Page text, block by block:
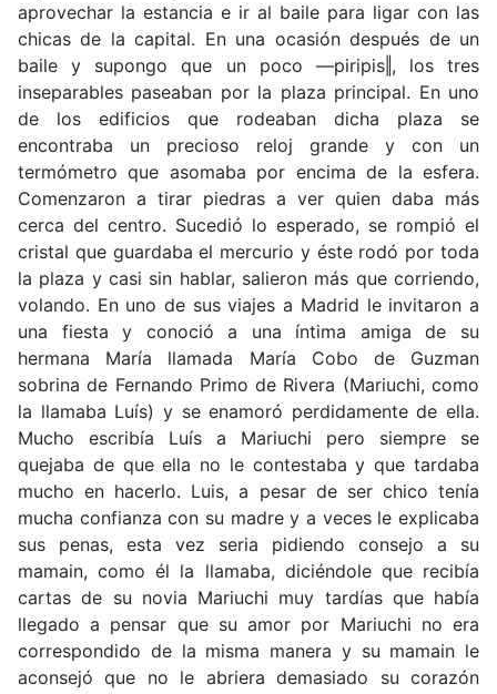
aprovechar la estancia e ir al baile para ligar con las
chicas de la capital. En una ocasión después de un
baile y supongo que un poco ―piripis‖, los tres
inseparables paseaban por la plaza principal. En uno
de los edificios que rodeaban dicha plaza se
encontraba un precioso reloj grande y con un
termómetro que asomaba por encima de la esfera.
Comenzaron a tirar piedras a ver quien daba más
cerca del centro. Sucedió lo esperado, se rompió el
cristal que guardaba el mercurio y éste rodó por toda
la plaza y casi sin hablar, salieron más que corriendo,
volando. En uno de sus viajes a Madrid le invitaron a
una fiesta y conoció a una íntima amiga de su
hermana María llamada María Cobo de Guzman
sobrina de Fernando Primo de Rivera (Mariuchi, como
la llamaba Luís) y se enamoró perdidamente de ella.
Mucho escribía Luís a Mariuchi pero siempre se
quejaba de que ella no le contestaba y que tardaba
mucho en hacerlo. Luis, a pesar de ser chico tenía
mucha confianza con su madre y a veces le explicaba
sus penas, esta vez seria pidiendo consejo a su
mamain, como él la llamaba, diciéndole que recibía
cartas de su novia Mariuchi muy tardías que había
llegado a pensar que su amor por Mariuchi no era
correspondido de la misma manera y su mamain le
aconsejó que no le abriera demasiado su corazón